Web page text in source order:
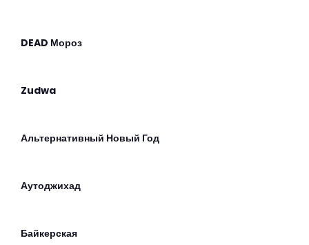
DEAD Мороз
Zudwa
Альтернативный Новый Год
Аутоджихад
Байкерская